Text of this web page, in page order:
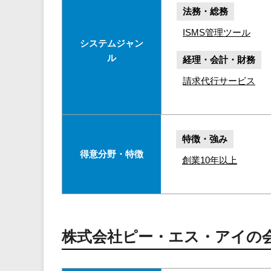
システムジャン
ル
法務・総務
ISMS管理ツール
経理・会計・財務
請求代行サービス
得意分野・特徴
特徴・強み
創業10年以上
株式会社ピー・エス・アイの